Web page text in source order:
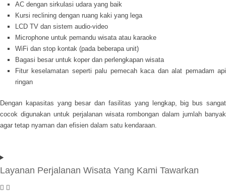
AC dengan sirkulasi udara yang baik
Kursi reclining dengan ruang kaki yang lega
LCD TV dan sistem audio-video
Microphone untuk pemandu wisata atau karaoke
WiFi dan stop kontak (pada beberapa unit)
Bagasi besar untuk koper dan perlengkapan wisata
Fitur keselamatan seperti palu pemecah kaca dan alat pemadam api
ringan
Dengan kapasitas yang besar dan fasilitas yang lengkap, big bus sangat
cocok digunakan untuk perjalanan wisata rombongan dalam jumlah banyak
agar tetap nyaman dan efisien dalam satu kendaraan.
Layanan Perjalanan Wisata Yang Kami Tawarkan